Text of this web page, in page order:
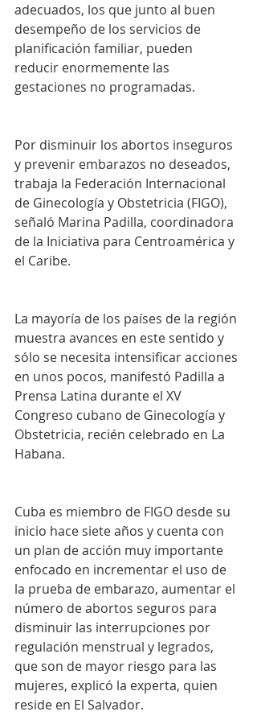
adecuados, los que junto al buen
desempeño de los servicios de
planificación familiar, pueden
reducir enormemente las
gestaciones no programadas.
Por disminuir los abortos inseguros
y prevenir embarazos no deseados,
trabaja la Federación Internacional
de Ginecología y Obstetricia (FIGO),
señaló Marina Padilla, coordinadora
de la Iniciativa para Centroamérica y
el Caribe.
La mayoría de los países de la región
muestra avances en este sentido y
sólo se necesita intensificar acciones
en unos pocos, manifestó Padilla a
Prensa Latina durante el XV
Congreso cubano de Ginecología y
Obstetricia, recién celebrado en La
Habana.
Cuba es miembro de FIGO desde su
inicio hace siete años y cuenta con
un plan de acción muy importante
enfocado en incrementar el uso de
la prueba de embarazo, aumentar el
número de abortos seguros para
disminuir las interrupciones por
regulación menstrual y legrados,
que son de mayor riesgo para las
mujeres, explicó la experta, quien
reside en El Salvador.